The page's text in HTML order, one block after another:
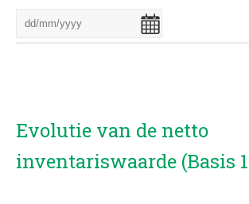
Evolutie van de netto
inventariswaarde (Basis